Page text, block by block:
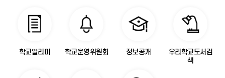
학교알리미 학교운영위원회 정보공개
우리학교도서검
색